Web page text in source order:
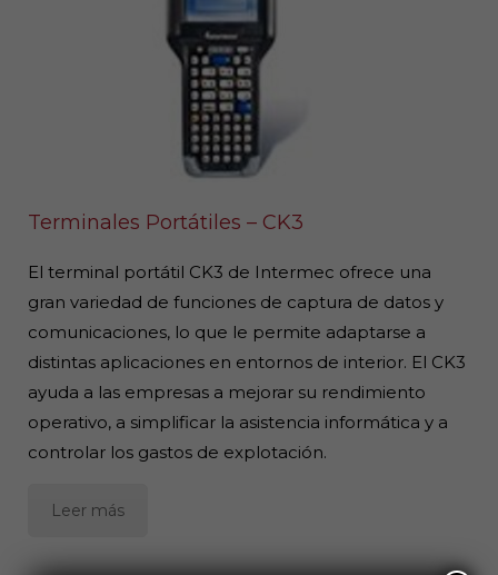
Terminales Portátiles – CK3
El terminal portátil CK3 de Intermec ofrece una
gran variedad de funciones de captura de datos y
comunicaciones, lo que le permite adaptarse a
distintas aplicaciones en entornos de interior. El CK3
ayuda a las empresas a mejorar su rendimiento
operativo, a simplificar la asistencia informática y a
controlar los gastos de explotación.
Leer más